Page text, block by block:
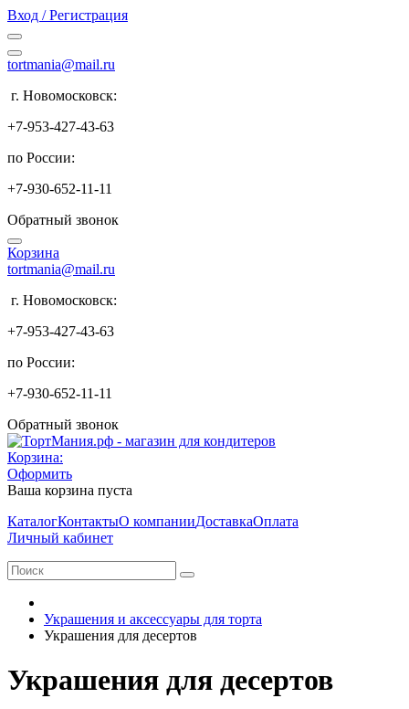
Вход / Регистрация
tortmania@mail.ru
г. Новомосковск:
+7-953-427-43-63
по России:
+7-930-652-11-11
Обратный звонок
Корзина
tortmania@mail.ru
г. Новомосковск:
+7-953-427-43-63
по России:
+7-930-652-11-11
Обратный звонок
Корзина:
Оформить
Ваша корзина пуста
КаталогКонтактыО компанииДоставкаОплата
Личный кабинет
Украшения и аксессуары для торта
Украшения для десертов
Украшения для десертов